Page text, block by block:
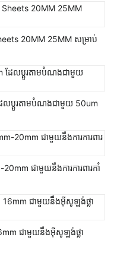
20MM 25MM សម្រាប់
ប្ដូរតាមបំណងជាមួយ 50um
ជាមួយនឹងការការពារកាំ
ជាមួយនឹងអ៊ីសូឡង់ថ្លា